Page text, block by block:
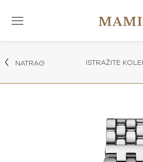
NATRAG ISTRAŽITE